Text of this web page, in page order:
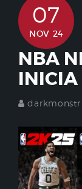
07
NOV 24
NBA
INICIA
darkmonstr